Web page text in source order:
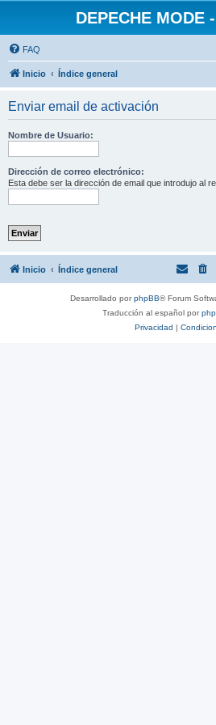
DEPECHE MODE
FAQ
Inicio Índice general
Enviar email de activación
Nombre de Usuario:
Dirección de correo electrónico:
Esta debe ser la dirección de email que introdujo al
Inicio Índice general
Desarrollado porphpBB® Forum
Traducción al español por
Privacidad |